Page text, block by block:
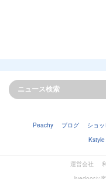
Peachy ブログ ショ
Kstyle
運営会社